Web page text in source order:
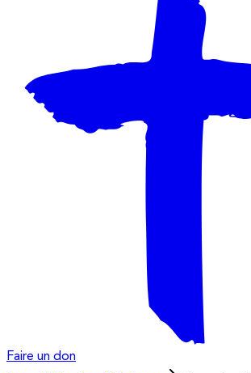
Faire un don